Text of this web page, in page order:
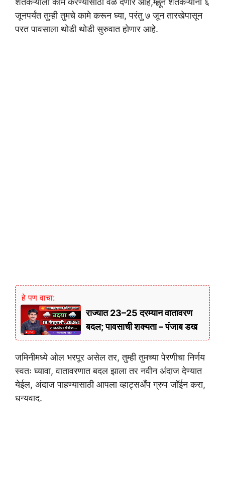
जूनपर्यंत तुम्ही तुमचे कामे करून घ्या, परंतु ७ जून तारखेपासून
परत पावसाला थोडी थोडी सुरुवात होणार आहे.
हे पण वाचा:
राज्यात 23–25 दरम्यान वातावरण
बदल; पावसाची शक्यता – पंजाब डख
जमिनीमध्ये ओल भरपूर असेल तर, तुम्ही तुमच्या पेरणीचा निर्णय
स्वतः घ्यावा, वातावरणात बदल झाला तर नवीन अंदाज देण्यात
येईल, अंदाज पाहण्यासाठी आपला व्हाट्सअँप ग्रुप जॉईन करा,
धन्यवाद.